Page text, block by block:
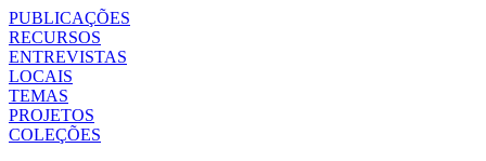
PUBLICAÇÕES
RECURSOS
ENTREVISTAS
LOCAIS
TEMAS
PROJETOS
COLEÇÕES